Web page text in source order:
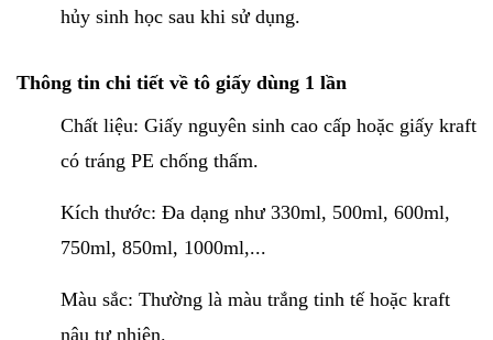
hủy sinh học sau khi sử dụng.
Thông tin chi tiết về tô giấy dùng 1 lần
Chất liệu: Giấy nguyên sinh cao cấp hoặc giấy kraft
có tráng PE chống thấm.
Kích thước: Đa dạng như 330ml, 500ml, 600ml,
750ml, 850ml, 1000ml,...
Màu sắc: Thường là màu trắng tinh tế hoặc kraft
nâu tự nhiên.